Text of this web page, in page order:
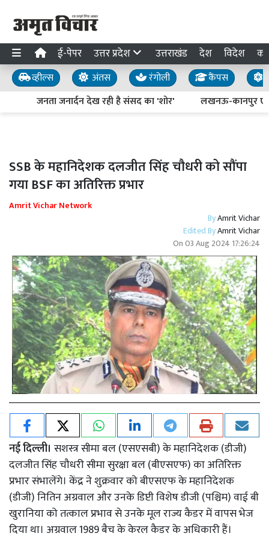
ई-पेपर उत्तर प्रदेश उत्तराखंड देश विदेश
व्हील्स अंतस रंगोली कैंपस
जनता जनार्दन देख रही है संसद का 'शोर'
लखनऊ-कानपुर
SSB के महानिदेशक दलजीत सिंह चौधरी को सौंपा
गया BSF का अतिरिक्त प्रभार
Amrit Vichar Network
ByAmrit Vichar
Edited ByAmrit Vichar
On03 Aug 2024 17:26:24
नई दिल्ली। सशस्त्र सीमा बल (एसएसबी) के महानिदेशक (डीजी)
दलजीत सिंह चौधरी सीमा सुरक्षा बल (बीएसएफ) का अतिरिक्त
प्रभार संभालेंगे। केंद्र ने शुक्रवार को बीएसएफ के महानिदेशक
(डीजी) नितिन अग्रवाल और उनके डिप्टी विशेष डीजी (पश्चिम) वाई बी
खुरानिया को तत्काल प्रभाव से उनके मूल राज्य कैडर में वापस भेज
दिया था। अग्रवाल 1989 बैच के केरल कैडर के अधिकारी हैं।